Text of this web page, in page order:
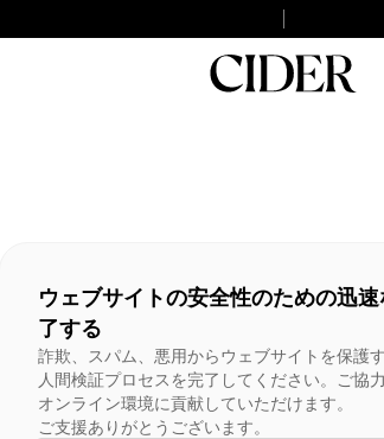
ウェブサイトの安全性のための迅
了する
詐欺、スパム、悪用からウェブサイトを保護
人間検証プロセスを完了してください。ご協
オンライン環境に貢献していただけます。
ご支援ありがとうございます。